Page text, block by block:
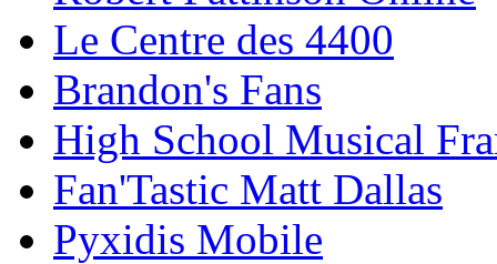
Le Centre des 4400
Brandon's Fans
High School Musical
Fan'Tastic Matt Dallas
Pyxidis Mobile